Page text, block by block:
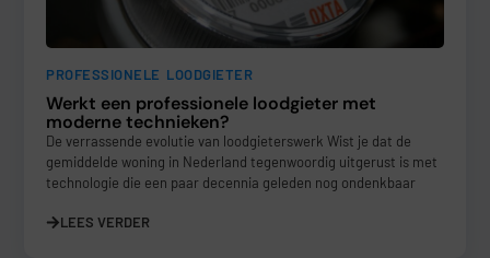
PROFESSIONELE LOODGIETER
Werkt een professionele loodgieter met
moderne technieken?
De verrassende evolutie van loodgieterswerk Wist je dat de
gemiddelde woning in Nederland tegenwoordig uitgerust is met
technologie die een paar decennia geleden nog ondenkbaar
LEES VERDER